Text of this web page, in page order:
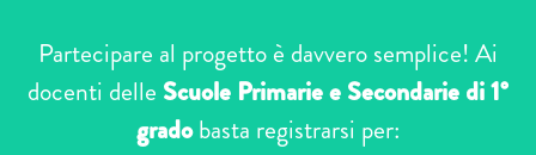
Partecipare al progetto è davvero semplice! Ai
docenti delle Scuole Primarie e Secondarie di 1°
gradobasta registrarsi per: